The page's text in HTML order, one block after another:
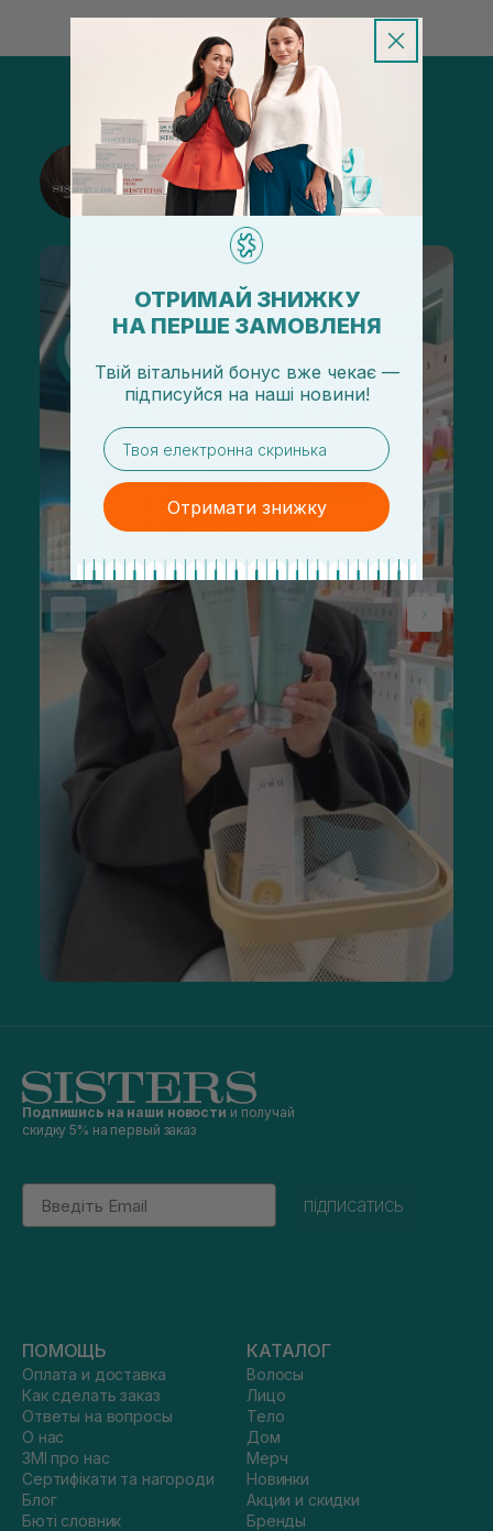
@sisters_stelmakh в Instagram
Подписаться
Подпишись на наши новости и получай
скидку 5% на первый заказ
Email
підписатись
ПОМОЩЬ
Оплата и доставка
Как сделать заказ
Ответы на вопросы
О нас
ЗМІ про нас
Сертифікати та нагороди
Блог
Бюті словник
КАТАЛОГ
Волосы
Лицо
Тело
Дом
Мерч
Новинки
Акции и скидки
Бренды
ОТРИМАЙ ЗНИЖКУ
НА ПЕРШЕ ЗАМОВЛЕНЯ
Твій вітальний бонус вже чекає —
підписуйся на наші новини!
email
Отримати знижку